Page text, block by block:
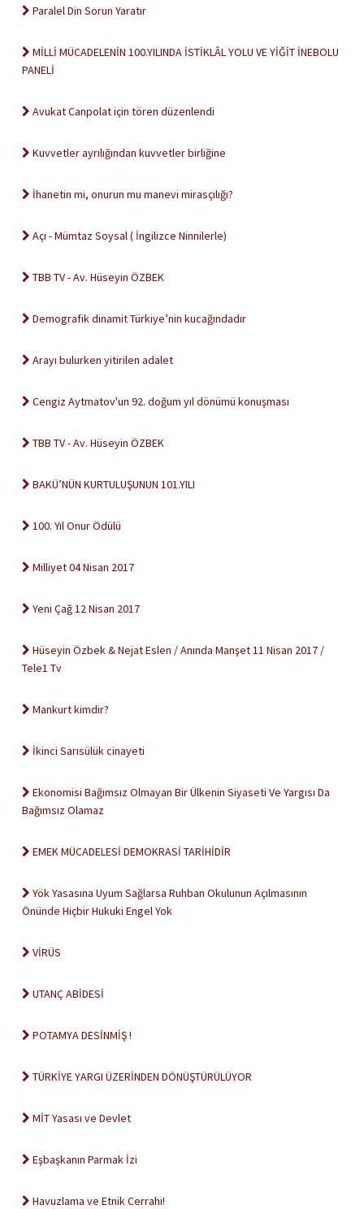
Paralel Din Sorun Yaratır
MİLLİ MÜCADELENİN 100.YILINDA İSTİKLÂL YOLU VE YİĞİT İNEBOLU
PANELİ
Avukat Canpolat için tören düzenlendi
Kuvvetler ayrılığından kuvvetler birliğine
İhanetin mi, onurun mu manevi mirasçılığı?
Açı - Mümtaz Soysal ( İngilizce Ninnilerle)
TBB TV - Av. Hüseyin ÖZBEK
Demografik dinamit Türkiye’nin kucağındadır
Arayı bulurken yitirilen adalet
Cengiz Aytmatov'un 92. doğum yıl dönümü konuşması
TBB TV - Av. Hüseyin ÖZBEK
BAKÜ’NÜN KURTULUŞUNUN 101.YILI
100. Yıl Onur Ödülü
Milliyet 04 Nisan 2017
Yeni Çağ 12 Nisan 2017
Hüseyin Özbek & Nejat Eslen / Anında Manşet 11 Nisan 2017 /
Tele1 Tv
Mankurt kimdir?
İkinci Sarısülük cinayeti
Ekonomisi Bağımsız Olmayan Bir Ülkenin Siyaseti Ve Yargısı Da
Bağımsız Olamaz
EMEK MÜCADELESİ DEMOKRASİ TARİHİDİR
Yök Yasasına Uyum Sağlarsa Ruhban Okulunun Açılmasının
Önünde Hiçbir Hukuki Engel Yok
VİRÜS
UTANÇ ABİDESİ
POTAMYA DESİNMİŞ !
TÜRKİYE YARGI ÜZERİNDEN DÖNÜŞTÜRÜLÜYOR
MİT Yasası ve Devlet
Eşbaşkanın Parmak İzi
Havuzlama ve Etnik Cerrahi!